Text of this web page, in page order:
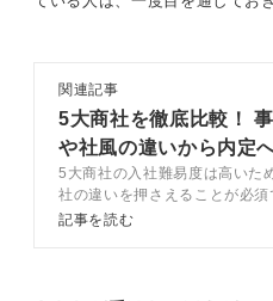
重視される傾向にあります。
自分の強みを商社でどう
さらに、商社が求める人物
材だけではありません。
関連記事
5大商社を徹底比較！
や社風の違いから内定
道筋まで解説
5大商社の入社難易度は高いた
社の違いを押さえることが必須
す。5大商社の特徴や魅力を理
記事を読む